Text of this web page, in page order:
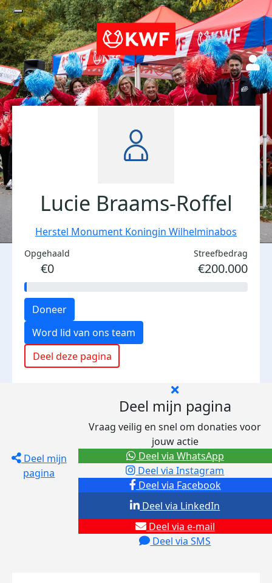
Lucie Braams-Roffel
Herstel Monument Koningin Wilhelminabos
Opgehaald
€0
Streefbedrag
€200.000
Doneer
Word lid van ons team
Deel deze pagina
Deel mijn
pagina
Deel mijn pagina
Vraag veilig en snel om donaties voor
jouw actie
Deel via Facebook
Deel via Instagram
Deel via e-mail
Deel via SMS
Deel via LinkedIn
Deel via WhatsApp